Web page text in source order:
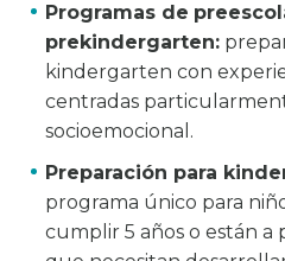
Programas de
prekindergarten:
kindergarten con
centradas
socioemocional.
Preparación para
programa único para
cumplir 5 años o están